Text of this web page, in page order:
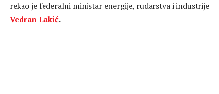
rekao je federalni ministar energije, rudarstva i industrije
Vedran Lakić.